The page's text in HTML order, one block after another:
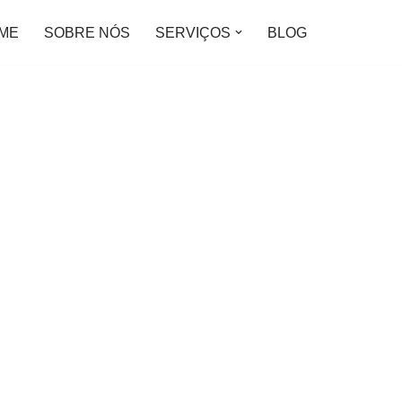
SOBRE NÓS SERVIÇOS BLOG